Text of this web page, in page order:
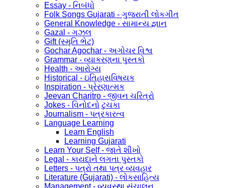
Essay - નિબંધો
Folk Songs Gujarati - ગુજરાતી લોકગીત
General Knowledge - સામાન્ય જ્ઞાન
Gazal - ગઝલ
Gift (સ્મૃતિ ભેટ)
Gochar Agochar - અગોચર વિશ્વ
Grammar - વ્યાકરણના પુસ્તકો
Health - આરોગ્ય
Historical - ઇતિહાસવિષયક
Inspiration - પ્રેરણાત્મક
Jeevan Charitro - જીવન ચરિત્રો
Jokes - વિનોદનો ટુચકા
Journalism - પત્રકારત્વ
Language Learning
Learn English
Learning Gujarati
Learn Your Self - જાતે શીખો
Legal - કાયદાને લગતા પુસ્તકો
Letters - પત્રો તથા પત્ર વ્યવહાર
Literature (Gujarati) - લોકસાહિત્ય
Management - વ્યવસ્થા સંચાલન